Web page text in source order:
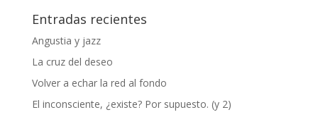
Entradas recientes
Angustia y jazz
La cruz del deseo
Volver a echar la red al fondo
El inconsciente, ¿existe? Por supuesto. (y 2)